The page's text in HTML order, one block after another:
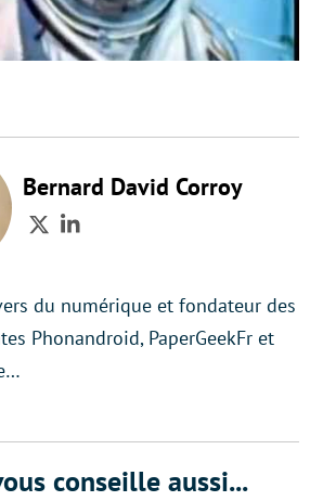
Bernard David Corroy
TwitterLinkedIn
du numérique et fondateur des
Phonandroid, PaperGeekFr et
conseille aussi...